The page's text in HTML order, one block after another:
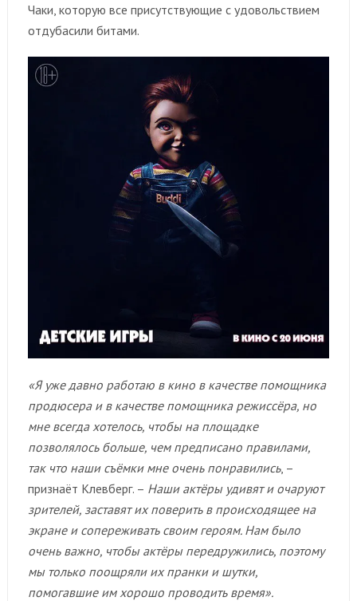
Чаки, которую все присутствующие с удовольствием
отдубасили битами.
«Я уже давно работаю в кино в качестве помощника
продюсера и в качестве помощника режиссёра, но
мне всегда хотелось, чтобы на площадке
позволялось больше, чем предписано правилами,
так что наши съёмки мне очень понравились, –
признаёт Клевберг. – Наши актёры удивят и очаруют
зрителей, заставят их поверить в происходящее на
экране и сопереживать своим героям. Нам было
очень важно, чтобы актёры передружились, поэтому
мы только поощряли их пранки и шутки,
помогавшие им хорошо проводить время».